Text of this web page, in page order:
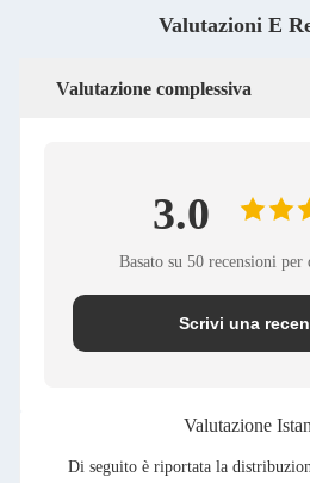
Valutazioni E
Valutazione complessiva
3.0
Basato su 50 recensioni
Scrivi una
Valutazione
Di seguito è riportata la